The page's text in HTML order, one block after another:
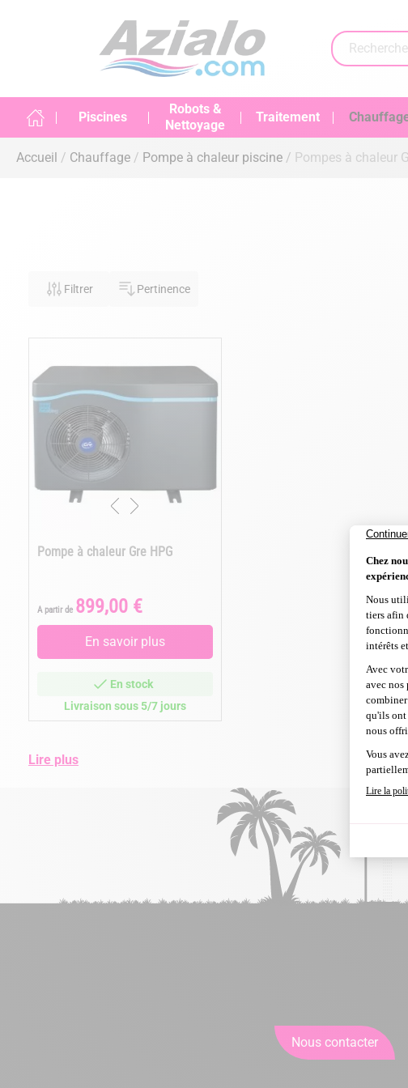
Piscines
Robots &
Nettoyage
Traitement
Accueil Chauffage Pompe à chaleur piscine Pompes à chaleur
Filtrer Pertinence
Pompe à chaleur Gre HPG
A partir de Prix
899,00 €
En savoir plus
En stock
Livraison sous 5/7 jours
Lire plus
Nous contacter